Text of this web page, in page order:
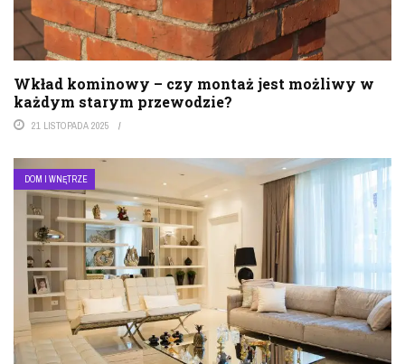
Wkład kominowy – czy montaż jest możliwy w
każdym starym przewodzie?
21 LISTOPADA 2025
DOM I WNĘTRZE